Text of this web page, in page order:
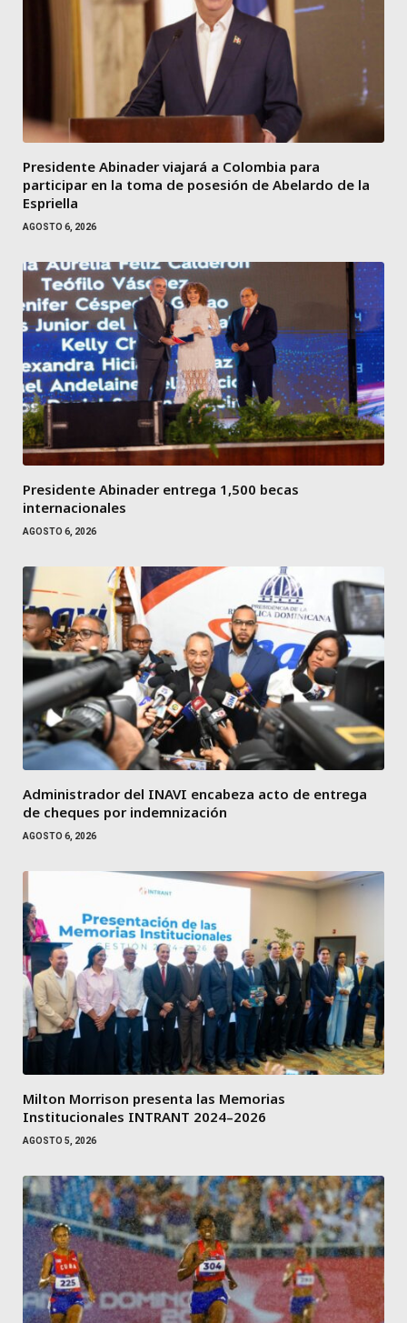
Presidente Abinader viajará a Colombia para
participar en la toma de posesión de Abelardo de la
Espriella
AGOSTO 6, 2026
Presidente Abinader entrega 1,500 becas
internacionales
AGOSTO 6, 2026
Administrador del INAVI encabeza acto de entrega
de cheques por indemnización
AGOSTO 6, 2026
Milton Morrison presenta las Memorias
Institucionales INTRANT 2024–2026
AGOSTO 5, 2026